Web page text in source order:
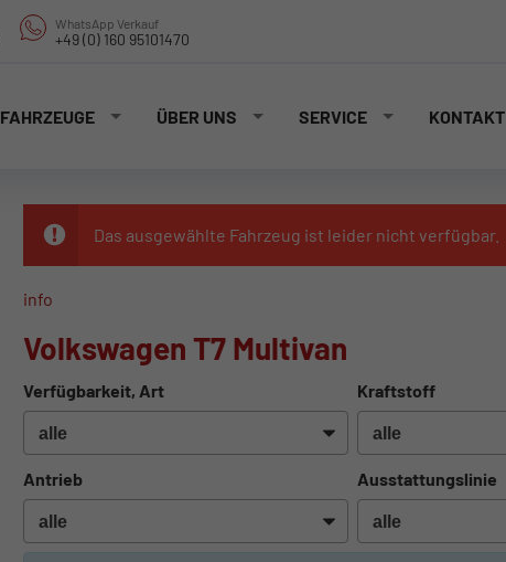
WhatsApp Verkauf
+49 (0) 160 95101470
FAHRZEUGE ÜBER UNS SERVICE KONTAKT
Das ausgewählte Fahrzeug ist leider nicht verfügbar.
info
Volkswagen T7 Multivan
Verfügbarkeit, Art Kraftstoff
Antrieb Ausstattungslinie